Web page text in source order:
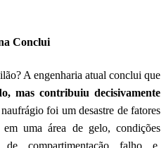
Conclui
A engenharia atual conclui que
mas contribuiu decisivamente
foi um desastre de fatores
uma área de gelo, condições
de compartimentação falho e,